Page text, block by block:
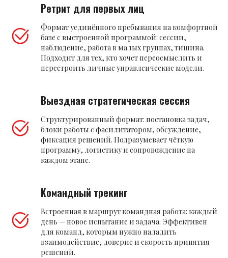
Ретрит для первых лиц
Формат уединённого пребывания на комфортной
базе с выстроенной программой: сессии,
наблюдение, работа в малых группах, тишина.
Подходит для тех, кто хочет переосмыслить и
перестроить личные управленческие модели.
Выездная стратегическая сессия
Структурированный формат: постановка задач,
блоки работы с фасилитатором, обсуждение,
фиксация решений. Подразумевает чёткую
программу, логистику и сопровождение на
каждом этапе.
Командный трекинг
Встроенная в маршрут командная работа: каждый
день — новое испытание и задача. Эффективен
для команд, которым нужно наладить
взаимодействие, доверие и скорость принятия
решений.